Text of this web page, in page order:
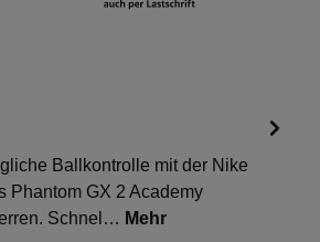
Ballkontrolle mit der Nike
Phantom GX 2 Academy
Schnel… Mehr